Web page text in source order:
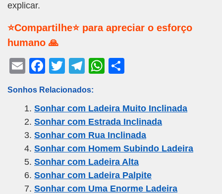
explicar.
⭐Compartilhe⭐ para apreciar o esforço
humano 🙏
E
ail
F
c
e
b
o
o
k
T
tt
er
T
e
gr
a
m
W
s
A
p
p
e
Sonhos Relacionados:
Sonhar com Ladeira Muito Inclinada
Sonhar com Estrada Inclinada
Sonhar com Rua Inclinada
Sonhar com Homem Subindo Ladeira
Sonhar com Ladeira Alta
Sonhar com Ladeira Palpite
Sonhar com Uma Enorme Ladeira